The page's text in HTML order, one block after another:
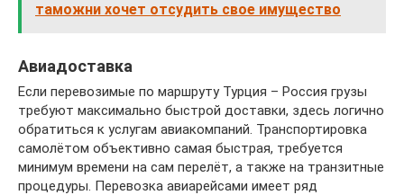
таможни хочет отсудить свое имущество
Авиадоставка
Если перевозимые по маршруту Турция – Россия грузы
требуют максимально быстрой доставки, здесь логично
обратиться к услугам авиакомпаний. Транспортировка
самолётом объективно самая быстрая, требуется
минимум времени на сам перелёт, а также на транзитные
процедуры. Перевозка авиарейсами имеет ряд